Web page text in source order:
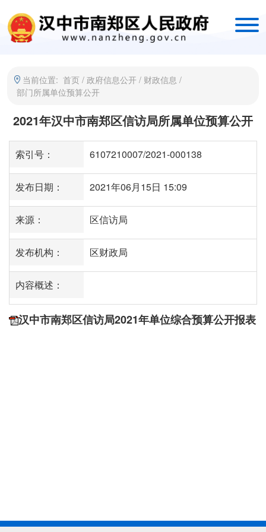
当前位置: 首页 / 政府信息公开 / 财政信息 /
部门所属单位预算公开
2021年汉中市南郑区信访局所属单位预算公开
索引号： 6107210007/2021-000138
发布日期： 2021年06月15日 15:09
来源： 区信访局
发布机构： 区财政局
内容概述：
汉中市南郑区信访局2021年单位综合预算公开报表